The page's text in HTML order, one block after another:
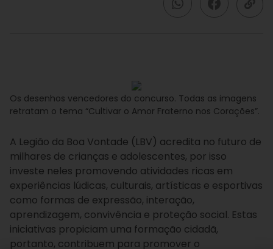
Os desenhos vencedores do concurso. Todas as imagens
retratam o tema “Cultivar o Amor Fraterno nos Corações”.
A Legião da Boa Vontade (LBV) acredita no futuro de
milhares de crianças e adolescentes, por isso
investe neles promovendo atividades ricas em
experiências lúdicas, culturais, artísticas e esportivas
como formas de expressão, interação,
aprendizagem, convivência e proteção social. Estas
iniciativas propiciam uma formação cidadã,
portanto, contribuem para promover o